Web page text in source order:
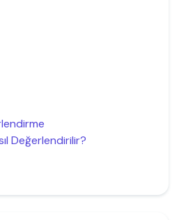
Değerlendirilir?